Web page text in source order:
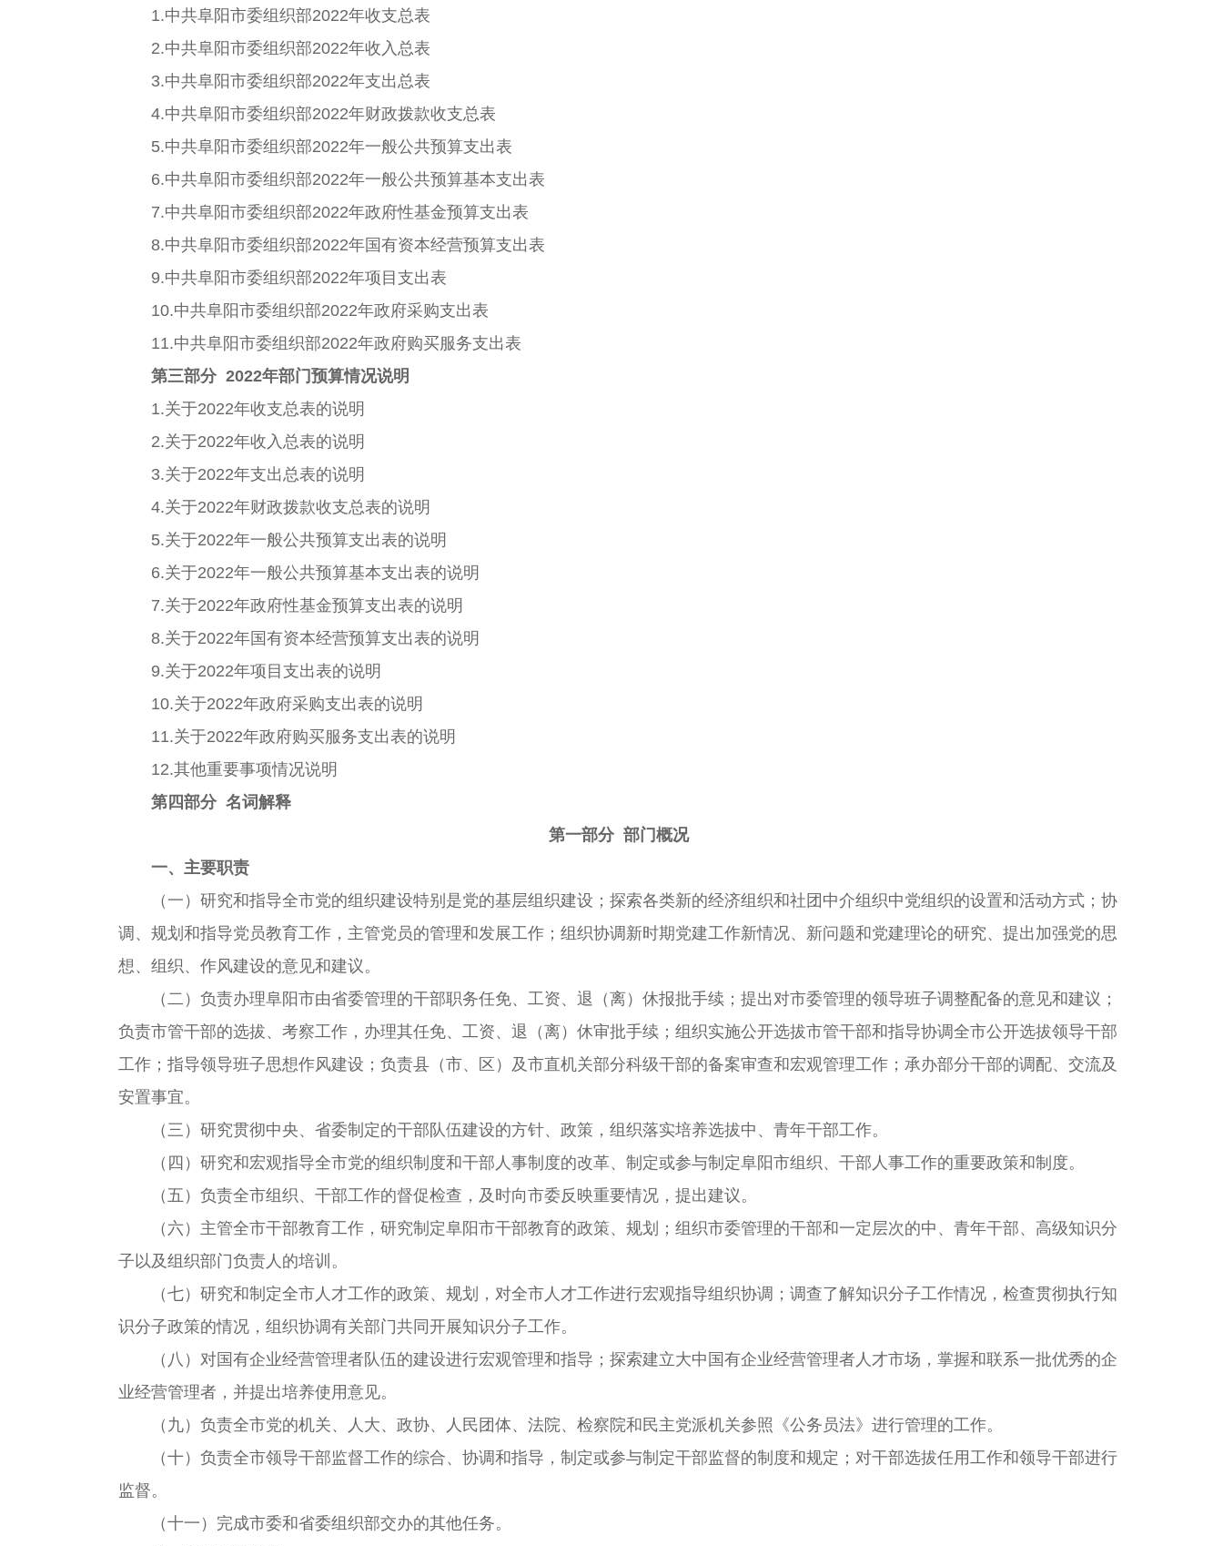
1.中共阜阳市委组织部2022年收支总表
2.中共阜阳市委组织部2022年收入总表
3.中共阜阳市委组织部2022年支出总表
4.中共阜阳市委组织部2022年财政拨款收支总表
5.中共阜阳市委组织部2022年一般公共预算支出表
6.中共阜阳市委组织部2022年一般公共预算基本支出表
7.中共阜阳市委组织部2022年政府性基金预算支出表
8.中共阜阳市委组织部2022年国有资本经营预算支出表
9.中共阜阳市委组织部2022年项目支出表
10.中共阜阳市委组织部2022年政府采购支出表
11.中共阜阳市委组织部2022年政府购买服务支出表
第三部分 2022年部门预算情况说明
1.关于2022年收支总表的说明
2.关于2022年收入总表的说明
3.关于2022年支出总表的说明
4.关于2022年财政拨款收支总表的说明
5.关于2022年一般公共预算支出表的说明
6.关于2022年一般公共预算基本支出表的说明
7.关于2022年政府性基金预算支出表的说明
8.关于2022年国有资本经营预算支出表的说明
9.关于2022年项目支出表的说明
10.关于2022年政府采购支出表的说明
11.关于2022年政府购买服务支出表的说明
12.其他重要事项情况说明
第四部分 名词解释
第一部分 部门概况
一、主要职责
（一）研究和指导全市党的组织建设特别是党的基层组织建设；探索各类新的经济组织和社团中介组织中党组织的设置和活动方式；协
调、规划和指导党员教育工作，主管党员的管理和发展工作；组织协调新时期党建工作新情况、新问题和党建理论的研究、提出加强党的思
想、组织、作风建设的意见和建议。
（二）负责办理阜阳市由省委管理的干部职务任免、工资、退（离）休报批手续；提出对市委管理的领导班子调整配备的意见和建议；
负责市管干部的选拔、考察工作，办理其任免、工资、退（离）休审批手续；组织实施公开选拔市管干部和指导协调全市公开选拔领导干部
工作；指导领导班子思想作风建设；负责县（市、区）及市直机关部分科级干部的备案审查和宏观管理工作；承办部分干部的调配、交流及
安置事宜。
（三）研究贯彻中央、省委制定的干部队伍建设的方针、政策，组织落实培养选拔中、青年干部工作。
（四）研究和宏观指导全市党的组织制度和干部人事制度的改革、制定或参与制定阜阳市组织、干部人事工作的重要政策和制度。
（五）负责全市组织、干部工作的督促检查，及时向市委反映重要情况，提出建议。
（六）主管全市干部教育工作，研究制定阜阳市干部教育的政策、规划；组织市委管理的干部和一定层次的中、青年干部、高级知识分
子以及组织部门负责人的培训。
（七）研究和制定全市人才工作的政策、规划，对全市人才工作进行宏观指导组织协调；调查了解知识分子工作情况，检查贯彻执行知
识分子政策的情况，组织协调有关部门共同开展知识分子工作。
（八）对国有企业经营管理者队伍的建设进行宏观管理和指导；探索建立大中国有企业经营管理者人才市场，掌握和联系一批优秀的企
业经营管理者，并提出培养使用意见。
（九）负责全市党的机关、人大、政协、人民团体、法院、检察院和民主党派机关参照《公务员法》进行管理的工作。
（十）负责全市领导干部监督工作的综合、协调和指导，制定或参与制定干部监督的制度和规定；对干部选拔任用工作和领导干部进行
监督。
（十一）完成市委和省委组织部交办的其他任务。